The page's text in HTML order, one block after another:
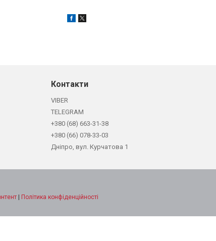
Контакти
VIBER
TELEGRAM
+380 (68) 663-31-38
+380 (66) 078-33-03
Дніпро, вул. Курчатова 1
Політика конфіденційності